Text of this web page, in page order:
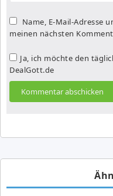
Name, E-Mail-Adresse
meinen nächsten
Ja, ich möchte den
DealGott.de